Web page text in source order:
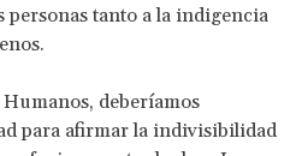
personas tanto a la indigencia
deberíamos
para afirmar la indivisibilidad